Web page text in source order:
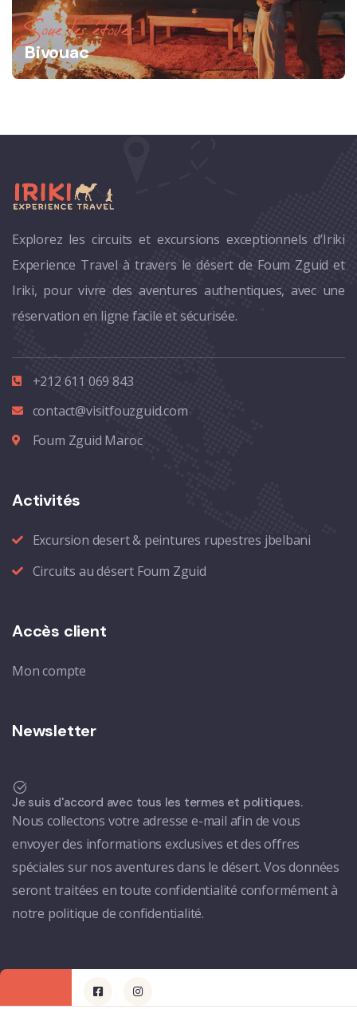
Soue les étoiles
Bivouac
Explorez les circuits et excursions exceptionnels d’Iriki
Experience Travel à travers le désert de Foum Zguid et
Iriki, pour vivre des aventures authentiques, avec une
réservation en ligne facile et sécurisée.
+212 611 069 843
contact@visitfouzguid.com
Foum Zguid Maroc
Activités
Excursion desert & peintures rupestres jbelbani
Circuits au désert Foum Zguid
Accès client
Mon compte
Newsletter
Je suis d'accord avec tous les termes et politiques.
Nous collectons votre adresse e-mail afin de vous
envoyer des informations exclusives et des offres
spéciales sur nos aventures dans le désert. Vos données
seront traitées en toute confidentialité conformément à
notre politique de confidentialité.